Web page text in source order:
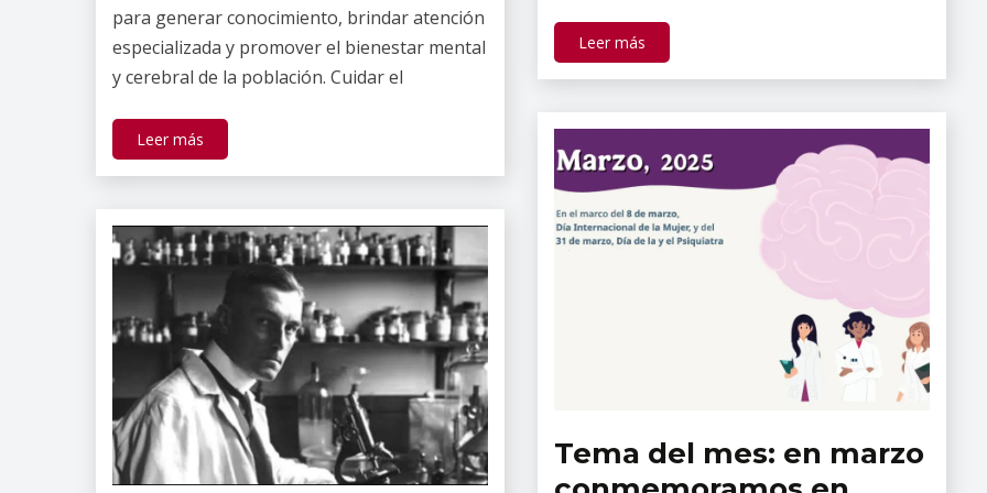
Leer más
para generar conocimiento, brindar atención
especializada y promover el bienestar mental
y cerebral de la población. Cuidar el
Leer más
Tópicos
Tema del mes: en marzo